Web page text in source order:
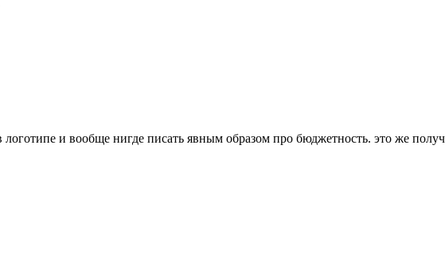
и вообще нигде писать явным образом про бюджетность. это же